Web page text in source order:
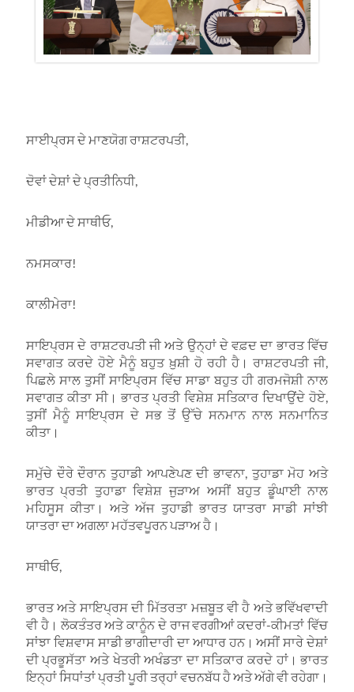
ਸਾਈਪ੍ਰਸ ਦੇ ਮਾਣਯੋਗ ਰਾਸ਼ਟਰਪਤੀ,
ਦੋਵਾਂ ਦੇਸ਼ਾਂ ਦੇ ਪ੍ਰਤੀਨਿਧੀ,
ਮੀਡੀਆ ਦੇ ਸਾਥੀਓ,
ਨਮਸਕਾਰ!
ਕਾਲੀਮੇਰਾ!
ਸਾਇਪ੍ਰਸ ਦੇ ਰਾਸ਼ਟਰਪਤੀ ਜੀ ਅਤੇ ਉਨ੍ਹਾਂ ਦੇ ਵਫ਼ਦ ਦਾ ਭਾਰਤ ਵਿੱਚ
ਸਵਾਗਤ ਕਰਦੇ ਹੋਏ ਮੈਨੂੰ ਬਹੁਤ ਖ਼ੁਸ਼ੀ ਹੋ ਰਹੀ ਹੈ। ਰਾਸ਼ਟਰਪਤੀ ਜੀ,
ਪਿਛਲੇ ਸਾਲ ਤੁਸੀਂ ਸਾਇਪ੍ਰਸ ਵਿੱਚ ਸਾਡਾ ਬਹੁਤ ਹੀ ਗਰਮਜੋਸ਼ੀ ਨਾਲ
ਸਵਾਗਤ ਕੀਤਾ ਸੀ। ਭਾਰਤ ਪ੍ਰਤੀ ਵਿਸ਼ੇਸ਼ ਸਤਿਕਾਰ ਦਿਖਾਉਂਦੇ ਹੋਏ,
ਤੁਸੀਂ ਮੈਨੂੰ ਸਾਇਪ੍ਰਸ ਦੇ ਸਭ ਤੋਂ ਉੱਚੇ ਸਨਮਾਨ ਨਾਲ ਸਨਮਾਨਿਤ
ਕੀਤਾ।
ਸਮੁੱਚੇ ਦੌਰੇ ਦੌਰਾਨ ਤੁਹਾਡੀ ਆਪਣੇਪਣ ਦੀ ਭਾਵਨਾ, ਤੁਹਾਡਾ ਮੋਹ ਅਤੇ
ਭਾਰਤ ਪ੍ਰਤੀ ਤੁਹਾਡਾ ਵਿਸ਼ੇਸ਼ ਜੁੜਾਅ ਅਸੀਂ ਬਹੁਤ ਡੂੰਘਾਈ ਨਾਲ
ਮਹਿਸੂਸ ਕੀਤਾ। ਅਤੇ ਅੱਜ ਤੁਹਾਡੀ ਭਾਰਤ ਯਾਤਰਾ ਸਾਡੀ ਸਾਂਝੀ
ਯਾਤਰਾ ਦਾ ਅਗਲਾ ਮਹੱਤਵਪੂਰਨ ਪੜਾਅ ਹੈ।
ਸਾਥੀਓ,
ਭਾਰਤ ਅਤੇ ਸਾਇਪ੍ਰਸ ਦੀ ਮਿੱਤਰਤਾ ਮਜ਼ਬੂਤ ਵੀ ਹੈ ਅਤੇ ਭਵਿੱਖਵਾਦੀ
ਵੀ ਹੈ। ਲੋਕਤੰਤਰ ਅਤੇ ਕਾਨੂੰਨ ਦੇ ਰਾਜ ਵਰਗੀਆਂ ਕਦਰਾਂ-ਕੀਮਤਾਂ ਵਿੱਚ
ਸਾਂਝਾ ਵਿਸ਼ਵਾਸ ਸਾਡੀ ਭਾਗੀਦਾਰੀ ਦਾ ਆਧਾਰ ਹਨ। ਅਸੀਂ ਸਾਰੇ ਦੇਸ਼ਾਂ
ਦੀ ਪ੍ਰਭੂਸੱਤਾ ਅਤੇ ਖੇਤਰੀ ਅਖੰਡਤਾ ਦਾ ਸਤਿਕਾਰ ਕਰਦੇ ਹਾਂ। ਭਾਰਤ
ਇਨ੍ਹਾਂ ਸਿਧਾਂਤਾਂ ਪ੍ਰਤੀ ਪੂਰੀ ਤਰ੍ਹਾਂ ਵਚਨਬੱਧ ਹੈ ਅਤੇ ਅੱਗੇ ਵੀ ਰਹੇਗਾ।